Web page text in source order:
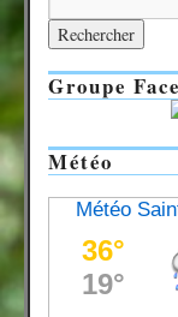
Groupe
Météo
Météo